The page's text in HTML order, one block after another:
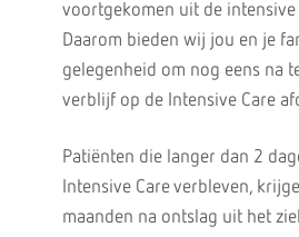
voortgekomen uit de intensive
Daarom bieden wij jou en je
gelegenheid om nog eens na
verblijf op de Intensive Care
Patiënten die langer dan 2
Intensive Care verbleven,
maanden na ontslag uit het